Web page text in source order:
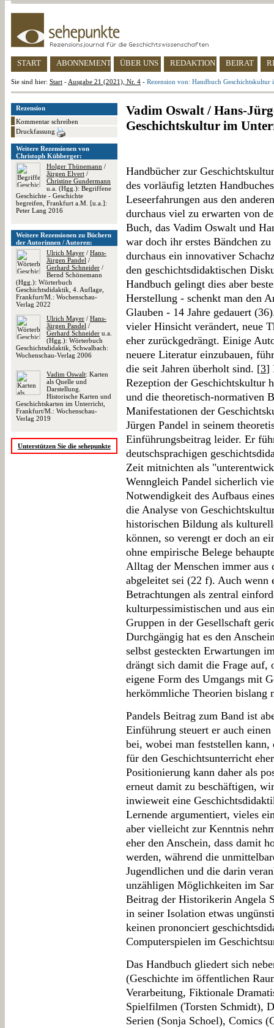
START ABONNEMENT ÜBER UNS REDAKTION BEIRAT
Sie sind hier: Start - Ausgabe 21 (2021), Nr. 4 - Rezension von: Handbuch Geschichtskultur
Rezension
Kommentar schreiben
Druckfassung
Weitere Rezensionen von
Christoph Kühberger:
Holger Thünemann /
Jürgen Elvert /
Christine Gundermann
u.a. (Hgg.): Begriffene
Geschichte - Geschichte
begreifen, Frankfurt a.M. [u.a.]:
Peter Lang 2016
Weitere Rezensionen zu Büchern
der Autorinnen / Autoren:
Ulrich Mayer / Hans-
Jürgen Pandel /
Gerhard Schneider /
Bernd Schönemann
(Hgg.): Wörterbuch
Geschichtsdidaktik, 4. Auflage,
Frankfurt/M.: Wochenschau-
Verlag 2022
Ulrich Mayer / Hans-
Jürgen Pandel /
Gerhard Schneider u.a.
(Hgg.): Wörterbuch
Geschichtsdidaktik, Schwalbach:
Wochenschau-Verlag 2006
Vadim Oswalt: Karten
als Quelle und
Darstellung.
Historische Karten und
Geschichtskarten im Unterricht,
Frankfurt/M.: Wochenschau-
Verlag 2019
Unterstützen Sie die sehepunkte
Vadim Oswalt / Hans-
Geschichtskultur im
Handbücher zur
des vorläufig letzten
Leseerfahrungen aus den
durchaus viel zu erwarten von
Buch, das Vadim Oswalt und
war doch ihr erstes Bändchen
durchaus ein innovativer
den geschichtsdidaktischen
Handbuch gelingt dies aber
Herstellung - schenkt man den
Glauben - 14 Jahre gedauert
vieler Hinsicht verändert, neue
eher zurückgedrängt. Einige
neuere Literatur einzubauen,
die seit Jahren überholt sind. [3]
Rezeption der Geschichtskultur
und die theoretisch-normativen
Manifestationen der
Jürgen Pandel in seinem
Einführungsbeitrag leider. Er
deutschsprachigen
Zeit mitnichten als
Wenngleich Pandel sicherlich
Notwendigkeit des Aufbaus
die Analyse von
historischen Bildung als
können, so verengt er doch an
ohne empirische Belege
Alltag der Menschen immer aus
abgeleitet sei (22 f). Auch wenn
Betrachtungen als zentral
kulturpessimistischen und aus
Gruppen in der Gesellschaft
Durchgängig hat es den
selbst gesteckten Erwartungen
drängt sich damit die Frage
eigene Form des Umgangs mit
herkömmliche Theorien bislang
Pandels Beitrag zum Band ist
Einführung steuert er auch
bei, wobei man feststellen kann,
für den Geschichtsunterricht
Positionierung kann daher als
erneut damit zu beschäftigen,
inwieweit eine
Lernende argumentiert, vieles
aber vielleicht zur Kenntnis
eher den Anschein, dass damit
werden, während die
Jugendlichen und die darin
unzähligen Möglichkeiten im
Beitrag der Historikerin Angela
in seiner Isolation etwas
keinen prononciert
Computerspielen im
Das Handbuch gliedert sich
(Geschichte im öffentlichen
Verarbeitung, Fiktionale
Spielfilmen (Torsten Schmidt),
Serien (Sonja Schoel), Comics